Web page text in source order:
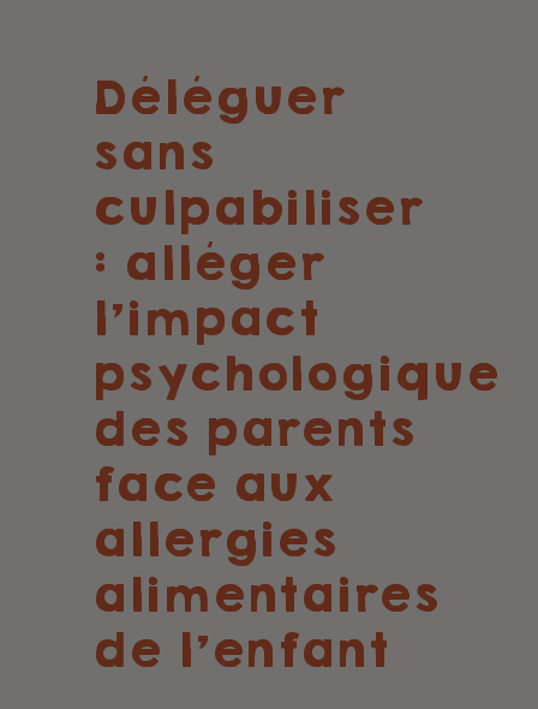
Déléguer
sans
culpabiliser
: alléger
l’impact
psychologique
des parents
face aux
allergies
alimentaires
de l’enfant